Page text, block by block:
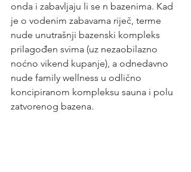
onda i zabavljaju li se n bazenima. Kad
je o vodenim zabavama riječ, terme
nude unutrašnji bazenski kompleks
prilagođen svima (uz nezaobilazno
noćno vikend kupanje), a odnedavno
nude family wellness u odlično
koncipiranom kompleksu sauna i polu
zatvorenog bazena.